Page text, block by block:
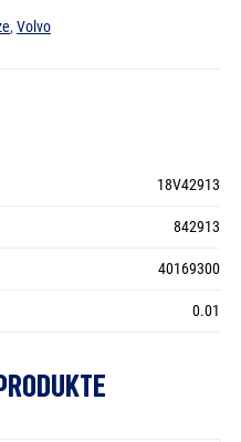
, Volvo
18V42913
842913
40169300
0.01